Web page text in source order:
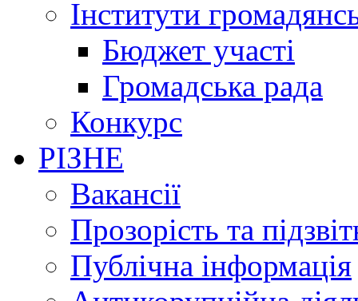
Інститути
Бюджет участі
Громадська рада
Конкурс
РІЗНЕ
Вакансії
Прозорість та
Публічна інформація